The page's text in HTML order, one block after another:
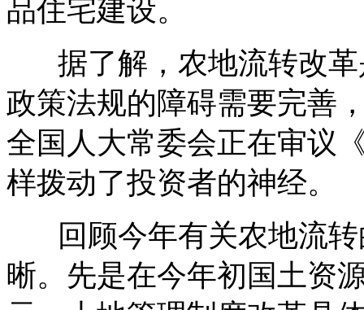
品住宅建设。
据了解，农地流转改革
政策法规的障碍需要完善
全国人大常委会正在审议
样拨动了投资者的神经。
回顾今年有关农地流转
晰。先是在今年初国土资